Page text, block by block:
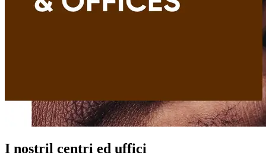
I nostril centri ed uffici